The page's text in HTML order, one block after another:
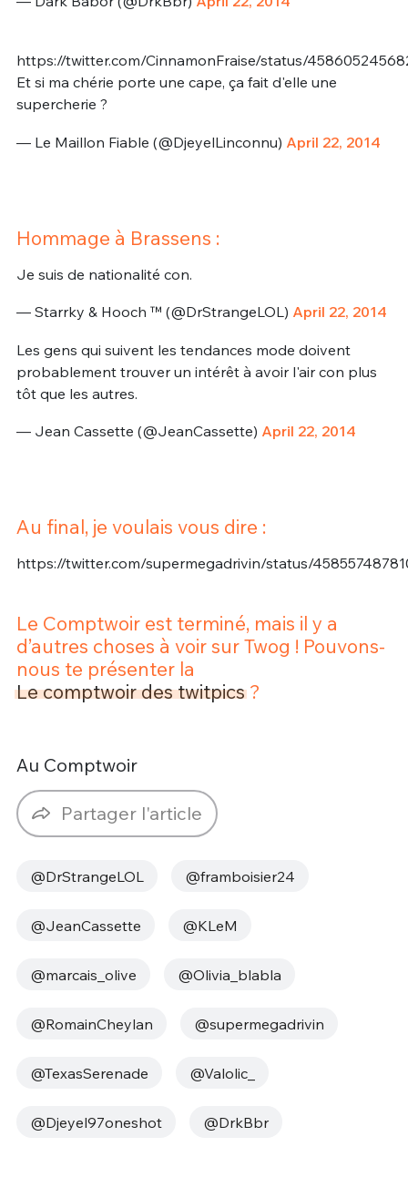
https://twitter.com/CinnamonFraise/status/
Et si ma chérie porte une cape, ça fait d'elle une
supercherie ?
— Le Maillon Fiable (@DjeyelLinconnu) April 22, 2014
Hommage à Brassens :
Je suis de nationalité con.
— Starrky & Hooch ™️ (@DrStrangeLOL) April 22, 2014
Les gens qui suivent les tendances mode doivent
probablement trouver un intérêt à avoir l'air con plus
tôt que les autres.
— Jean Cassette (@JeanCassette) April 22, 2014
Au final, je voulais vous dire :
https://twitter.com/supermegadrivin/status/
Le Comptwoir est terminé, mais il y a
d’autres choses à voir sur Twog ! Pouvons-
nous te présenter la
Le comptwoir des twitpics?
Au Comptwoir
Partager l'article
@DrStrangeLOL @framboisier24
@JeanCassette @KLeM
@marcais_olive @Olivia_blabla
@RomainCheylan @supermegadrivin
@TexasSerenade @Valolic_
@Djeyel97oneshot @DrkBbr